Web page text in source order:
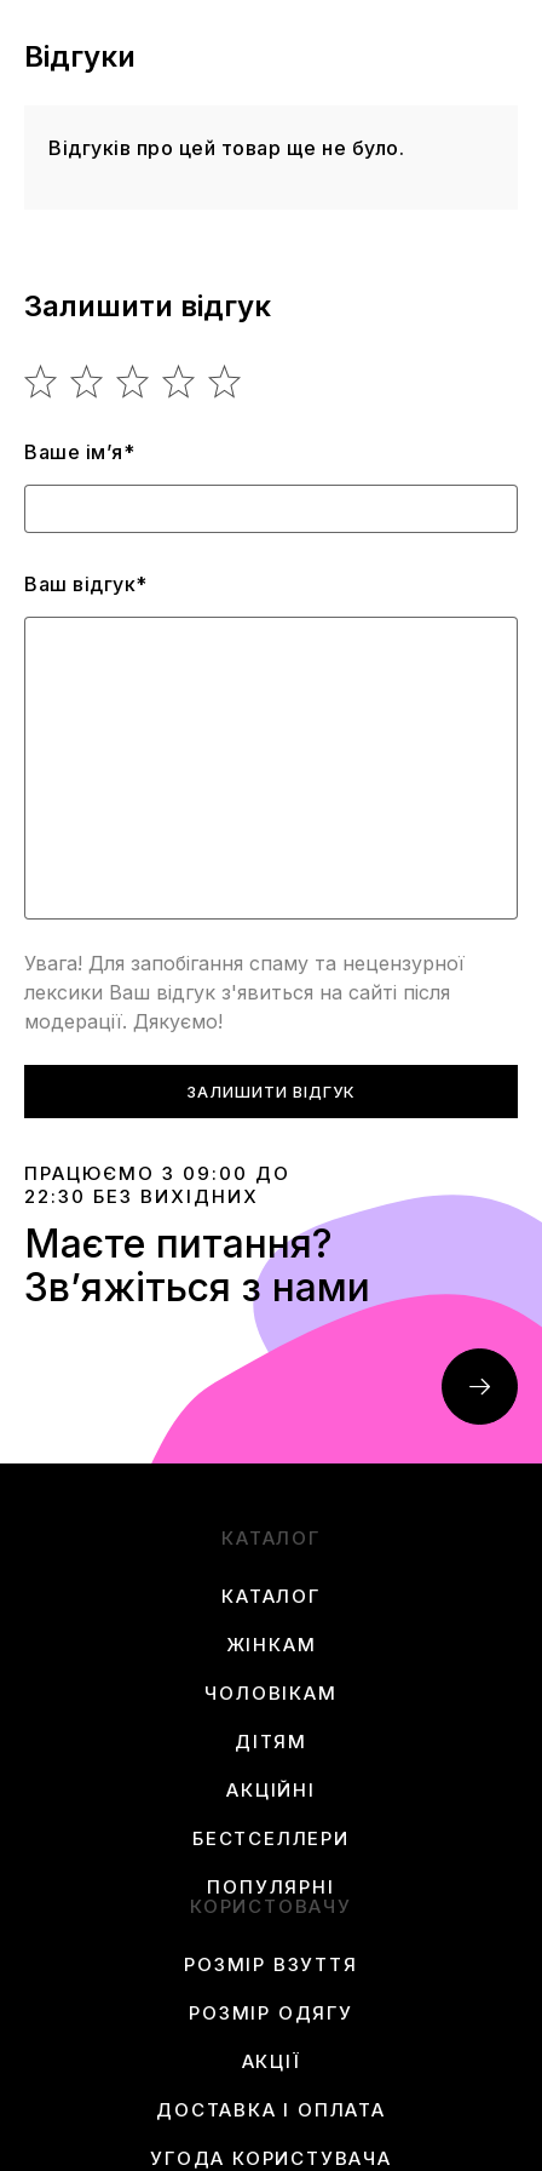
Відгуки
Відгуків про цей товар ще не було.
Залишити відгук
Ваше ім’я*
Ваш відгук*
Увага! Для запобігання спаму та нецензурної
лексики Ваш відгук з'явиться на сайті після
модерації. Дякуємо!
ЗАЛИШИТИ ВІДГУК
ПРАЦЮЄМО З 09:00 ДО
22:30 БЕЗ ВИХІДНИХ
Маєте питання?
Звʼяжіться з нами
КАТАЛОГ
КАТАЛОГ
ЖІНКАМ
ЧОЛОВІКАМ
ДІТЯМ
АКЦІЙНІ
БЕСТСЕЛЛЕРИ
ПОПУЛЯРНІ
КОРИСТОВАЧУ
РОЗМІР ВЗУТТЯ
РОЗМІР ОДЯГУ
АКЦІЇ
ДОСТАВКА І ОПЛАТА
УГОДА КОРИСТУВАЧА